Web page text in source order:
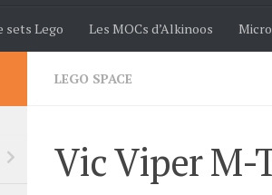
sets Lego Les MOCs d’Alkinoos
LEGO SPACE
Vic Viper M-